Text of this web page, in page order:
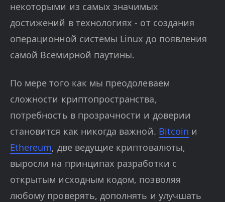
некоторыми из самых значимых
достижений в технологиях - от создания
операционной системы Linux до появления
самой Всемирной паутины.
По мере того как мы преодолеваем
сложности криптопространства,
потребность в прозрачности и доверии
становится как никогда важной. Bitcoin и
Ethereum, две ведущие криптовалюты,
выросли на принципах разработки с
открытым исходным кодом, позволяя
любому проверять, дополнять и улучшать